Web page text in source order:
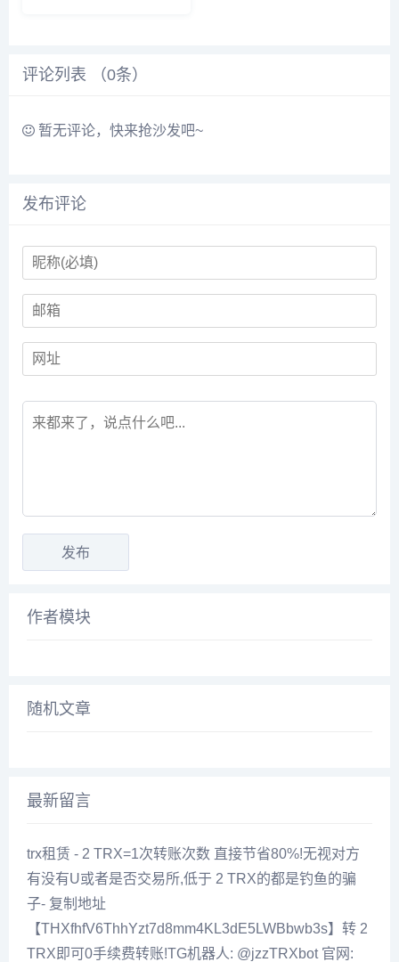
评论列表 （0条）
暂无评论，快来抢沙发吧~
发布评论
作者模块
随机文章
最新留言
trx租赁 - 2 TRX=1次转账次数 直接节省80%!无视对方
有没有U或者是否交易所,低于 2 TRX的都是钓鱼的骗
子- 复制地址
【THXfhfV6ThhYzt7d8mm4KL3dE5LWBbwb3s】转 2
TRX即可0手续费转账!TG机器人: @jzzTRXbot 官网: